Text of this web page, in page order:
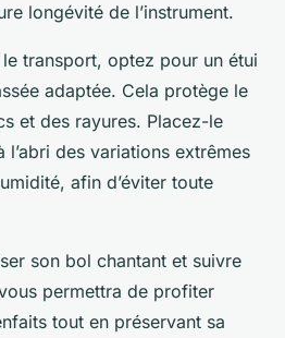
longévité de l’instrument.
le transport, optez pour un étui
adaptée. Cela protège le
et des rayures. Placez-le
l’abri des variations extrêmes
afin d’éviter toute
son bol chantant et suivre
permettra de profiter
tout en préservant sa